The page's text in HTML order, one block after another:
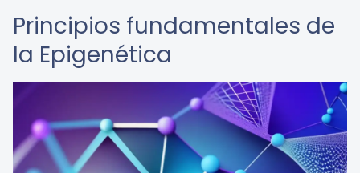
Principios fundamentales de
la Epigenética